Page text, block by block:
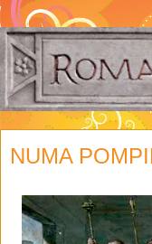
NUMA